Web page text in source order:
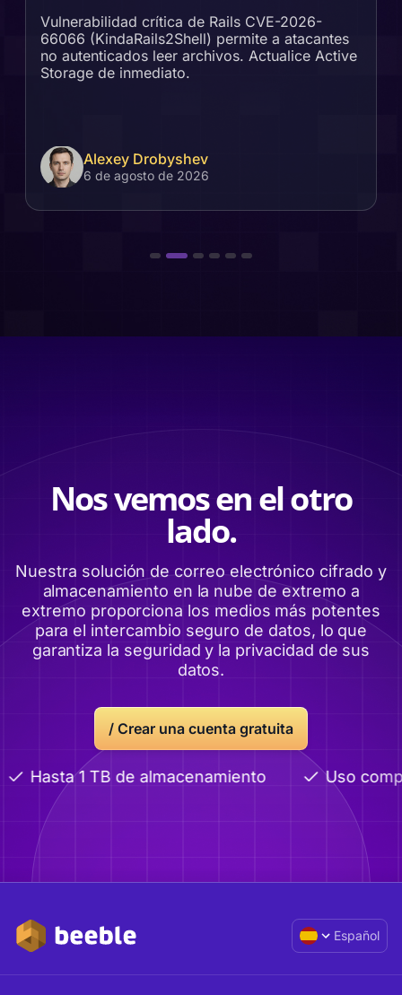
Vulnerabilidad crítica de Rails CVE-2026-
66066 (KindaRails2Shell) permite a atacantes
no autenticados leer archivos. Actualice Active
Storage de inmediato.
Alexey Drobyshev
6 de agosto de 2026
Nos vemos en el otro
lado.
Nuestra solución de correo electrónico cifrado y
almacenamiento en la nube de extremo a
extremo proporciona los medios más potentes
para el intercambio seguro de datos, lo que
garantiza la seguridad y la privacidad de sus
datos.
/ Crear una cuenta gratuita
Hasta 1 TB de almacenamiento Uso
Español